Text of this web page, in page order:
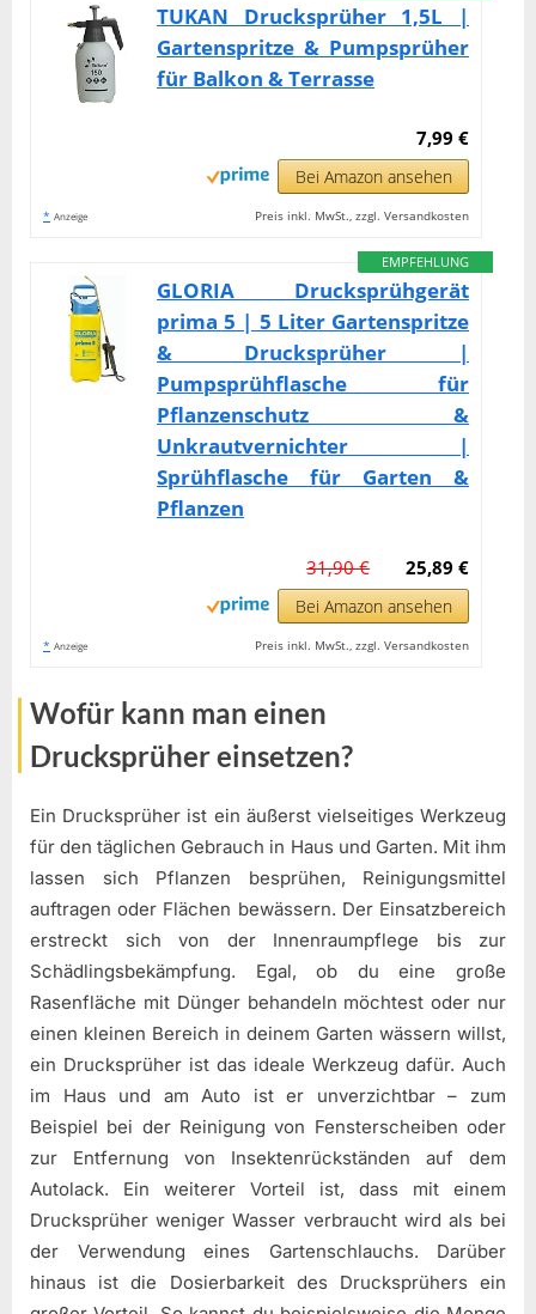
TUKAN Drucksprüher 1,5L |
Gartenspritze & Pumpsprüher
für Balkon & Terrasse
7,99 €
Bei Amazon ansehen
* Anzeige Preis inkl. MwSt., zzgl. Versandkosten
EMPFEHLUNG
GLORIA Drucksprühgerät
prima 5 | 5 Liter Gartenspritze
& Drucksprüher |
Pumpsprühflasche für
Pflanzenschutz &
Unkrautvernichter |
Sprühflasche für Garten &
Pflanzen
25,89 €
31,90 €
Bei Amazon ansehen
* Anzeige Preis inkl. MwSt., zzgl. Versandkosten
Wofür kann man einen
Drucksprüher einsetzen?
Ein Drucksprüher ist ein äußerst vielseitiges Werkzeug
für den täglichen Gebrauch in Haus und Garten. Mit ihm
lassen sich Pflanzen besprühen, Reinigungsmittel
auftragen oder Flächen bewässern. Der Einsatzbereich
erstreckt sich von der Innenraumpflege bis zur
Schädlingsbekämpfung. Egal, ob du eine große
Rasenfläche mit Dünger behandeln möchtest oder nur
einen kleinen Bereich in deinem Garten wässern willst,
ein Drucksprüher ist das ideale Werkzeug dafür. Auch
im Haus und am Auto ist er unverzichtbar – zum
Beispiel bei der Reinigung von Fensterscheiben oder
zur Entfernung von Insektenrückständen auf dem
Autolack. Ein weiterer Vorteil ist, dass mit einem
Drucksprüher weniger Wasser verbraucht wird als bei
der Verwendung eines Gartenschlauchs. Darüber
hinaus ist die Dosierbarkeit des Drucksprühers ein